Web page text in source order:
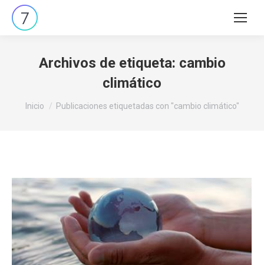
Buscar:
Archivos de etiqueta: cambio
climático
Estás aquí:
Inicio Publicaciones etiquetadas con "cambio climático"